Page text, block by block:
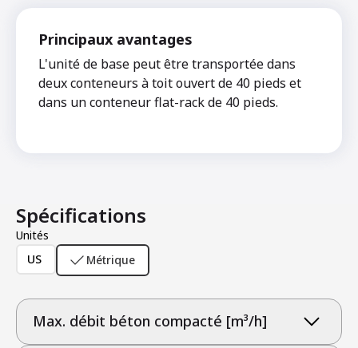
Principaux avantages
L'unité de base peut être transportée dans
deux conteneurs à toit ouvert de 40 pieds et
dans un conteneur flat-rack de 40 pieds.
Spécifications
Unités
US
Métrique
Max. débit béton compacté [m³/h]